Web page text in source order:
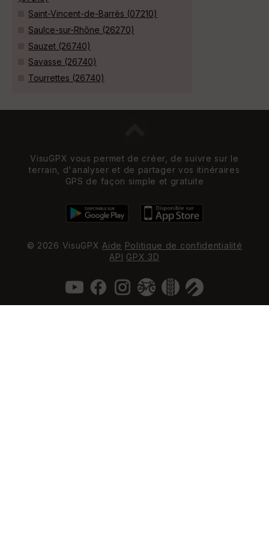
Saint-Vincent-de-Barrès (07210)
Saulce-sur-Rhône (26270)
Sauzet (26740)
Savasse (26740)
Tourrettes (26740)
VisuGPX vous permet de créer, de suivre sur le
terrain, d'analyser et de partager vos itinéraires
GPS de façon simple et gratuite
© 2026 VisuGPX Aide Politique de confidentialité
API GPX 3D